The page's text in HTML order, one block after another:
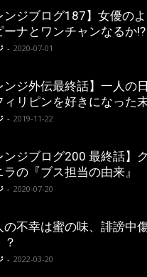
ンジブログ187】女優の
ーナとワンチャンなるか!?
- 2020-07-01
ンジ外伝最終話】一人の
ィリピンを好きになった
- 2019-11-22
ンジブログ200 最終話】
ラの『ブス担当の由来』
- 2020-07-20
の不幸は蜜の味、誹謗中
？
- 2022-03-20